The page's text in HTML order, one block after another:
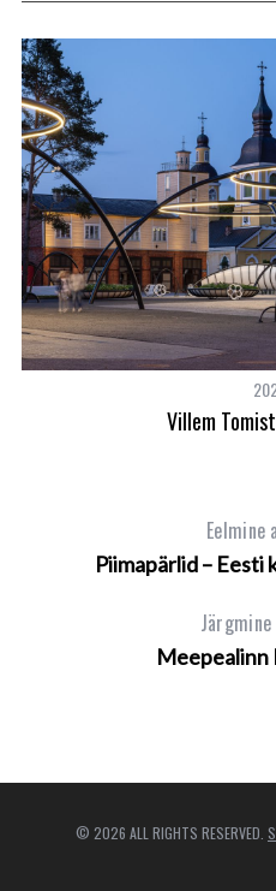
Villem
Piimapärlid –
Meepealinn
© 2026 ALL RIGHTS RESERVED.